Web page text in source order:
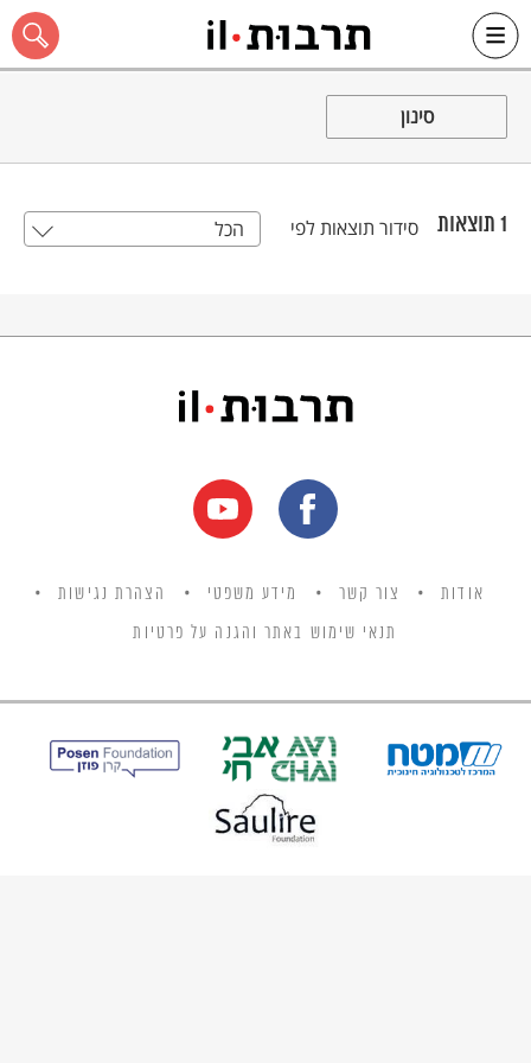
כל האתר
סינון
1 תוצאות סידור תוצאות לפי הכל
אודות צור קשר מידע משפטי הצהרת נגישות
תנאי שימוש באתר והגנה על פרטיות